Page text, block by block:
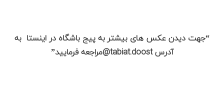
“جهت دیدن عکس های بیشتر به پیج باشگاه در اینستا به
آدرس tabiat.doost@مراجعه فرمایید”